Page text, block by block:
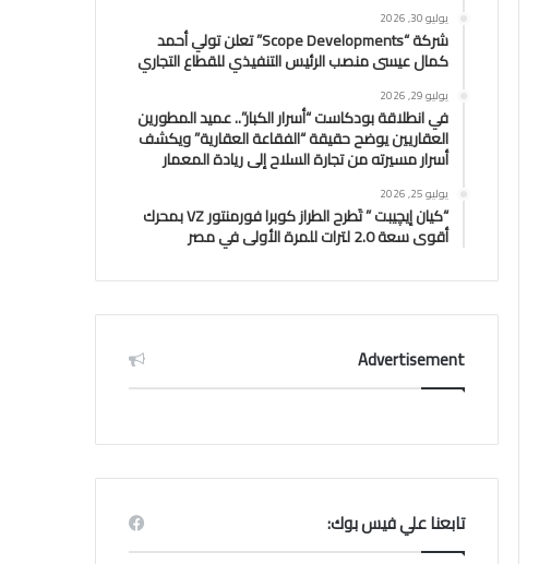
يوليو 30, 2026
شركة “Scope Developments” تعلن تولي أحمد
كمال عيسى منصب الرئيس التنفيذي للقطاع التجاري
يوليو 29, 2026
في انطلاقة بودكاست “أسرار الكبار”.. عميد المطورين
العقاريين يوضح حقيقة “الفقاعة العقارية” ويكشف
أسرار مسيرته من تجارة السلاح إلى ريادة المعمار
يوليو 25, 2026
“كيان إيچيبت ” تَطرح الطراز كوبرا فورمنتور VZ بمحرك
أقوى سعة 2.0 لترات للمرة الأولى في مصر
Advertisement
تابعنا علي فيس بوك: